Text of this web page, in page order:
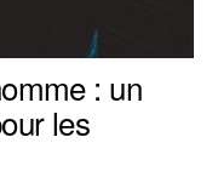
: un
les